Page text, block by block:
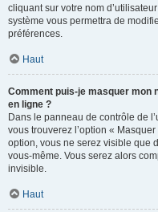
cliquant sur votre nom
système vous permettra de
préférences.
Haut
Comment puis-je masquer mon
en ligne ?
Dans le panneau de contrôle de
vous trouverez l’option «
option, vous ne serez visible que
vous-même. Vous serez alors
invisible.
Haut